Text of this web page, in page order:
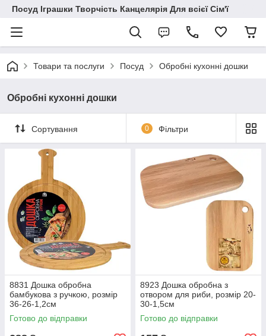
Посуд Іграшки Творчість Канцелярія Для всієї Сім'ї
Товари та послуги Посуд Обробні кухонні дошки
Обробні кухонні дошки
Сортування 0 Фільтри
8831 Дошка обробна
бамбукова з ручкою, розмір
36-26-1,2см
Готово до відправки
8923 Дошка обробна з
отвором для риби, розмір 20-
30-1,5см
Готово до відправки